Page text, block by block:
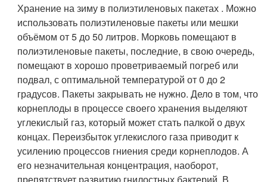
Хранение на зиму в полиэтиленовых пакетах . Можно
использовать полиэтиленовые пакеты или мешки
объёмом от 5 до 50 литров. Морковь помещают в
полиэтиленовые пакеты, последние, в свою очередь,
помещают в хорошо проветриваемый погреб или
подвал, с оптимальной температурой от 0 до 2
градусов. Пакеты закрывать не нужно. Дело в том, что
корнеплоды в процессе своего хранения выделяют
углекислый газ, который может стать палкой о двух
концах. Переизбыток углекислого газа приводит к
усилению процессов гниения среди корнеплодов. А
его незначительная концентрация, наоборот,